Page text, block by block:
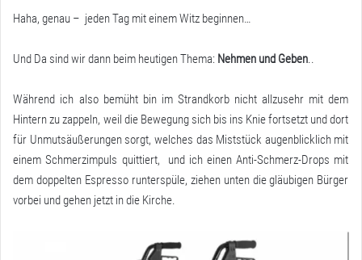
Haha, genau – jeden Tag mit einem Witz beginnen…
Und Da sind wir dann beim heutigen Thema: Nehmen und Geben..
Während ich also bemüht bin im Strandkorb nicht allzusehr mit dem
Hintern zu zappeln, weil die Bewegung sich bis ins Knie fortsetzt und dort
für Unmutsäußerungen sorgt, welches das Miststück augenblicklich mit
einem Schmerzimpuls quittiert, und ich einen Anti-Schmerz-Drops mit
dem doppelten Espresso runterspüle, ziehen unten die gläubigen Bürger
vorbei und gehen jetzt in die Kirche.